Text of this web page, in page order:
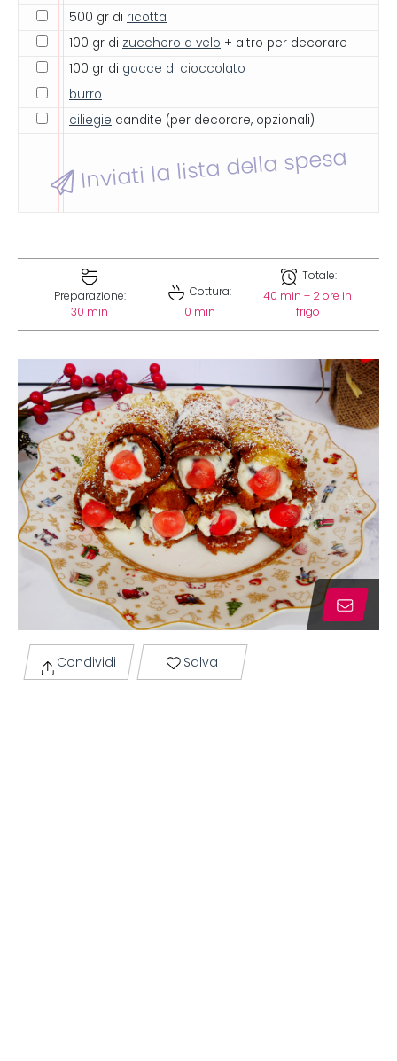
500 gr di ricotta
100 gr di zucchero a velo + altro per decorare
100 gr di gocce di cioccolato
burro
ciliegie candite (per decorare, opzionali)
Inviati la lista della spesa
Preparazione:
30 min
Cottura:
10 min
Totale:
40 min + 2 ore in
frigo
Condividi Salva